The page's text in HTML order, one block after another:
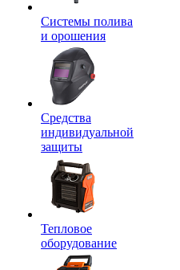
Системы полива
и орошения
Средства
индивидуальной
защиты
Тепловое
оборудование